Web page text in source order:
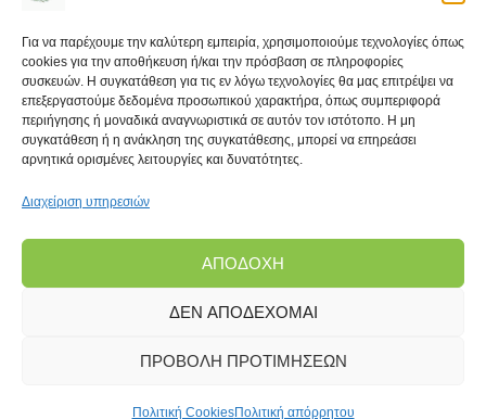
Για να παρέχουμε την καλύτερη εμπειρία, χρησιμοποιούμε τεχνολογίες όπως
cookies για την αποθήκευση ή/και την πρόσβαση σε πληροφορίες
συσκευών. Η συγκατάθεση για τις εν λόγω τεχνολογίες θα μας επιτρέψει να
επεξεργαστούμε δεδομένα προσωπικού χαρακτήρα, όπως συμπεριφορά
περιήγησης ή μοναδικά αναγνωριστικά σε αυτόν τον ιστότοπο. Η μη
συγκατάθεση ή η ανάκληση της συγκατάθεσης, μπορεί να επηρεάσει
αρνητικά ορισμένες λειτουργίες και δυνατότητες.
Διαχείριση υπηρεσιών
ΑΠΟΔΟΧΉ
ΔΕΝ ΑΠΟΔΈΧΟΜΑΙ
ΠΡΟΒΟΛΉ ΠΡΟΤΙΜΉΣΕΩΝ
Πολιτική CookiesΠολιτική απόρρητου
Copyright © 2026 | Kanarinokosmos.gr | Development